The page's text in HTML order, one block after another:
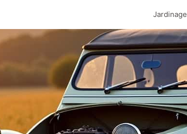
Jardinage